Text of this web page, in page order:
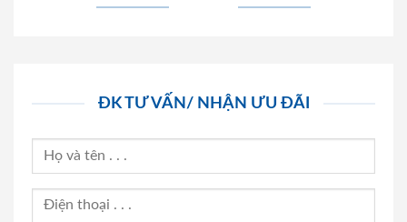
ĐK TƯ VẤN/ NHẬN ƯU ĐÃI